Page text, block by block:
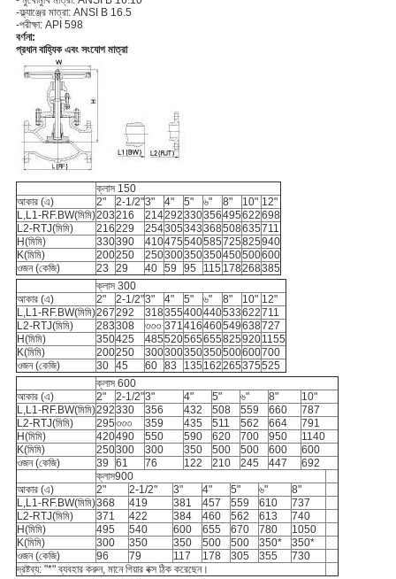
-ফ্ল্যাঞ্জের মাত্রা: ANSI B 16.5
-পরীক্ষা: API 598
বর্ণনা:
প্রধান বাহ্যিক এবং সংযোগ মাত্রা
ক্লাস 150
আকার (এ)
2" 2-1/2"3" 4" 5" ৬" 8" 10" 12"
L,L1-RF.BW(মিমি)203216 214292330356495622698
L2-RTJ(মিমি)
216229 254305343368508635711
H(মিমি)
330390 410475540585725825940
K(মিমি)
200250 250300350350450500600
ওজন (কেজি)
23 29 40 59 95 115 178268385
ক্লাস 300
আকার (এ)
2" 2-1/2"3" 4" 5" ৬" 8" 10" 12"
L,L1-RF.BW(মিমি)267292 318355400440533622711
L2-RTJ(মিমি)
283308 ৩৩৩ 371416460549638727
H(মিমি)
350425 4855205656558259201155
K(মিমি)
200250 300300350350500600700
ওজন (কেজি)
30 45 60 83 135 162265375525
ক্লাস 600
আকার (এ)
2" 2-1/2"3" 4" 5" ৬" 8"
10"
L,L1-RF.BW(মিমি)292330 356 432 508 559 660
787
L2-RTJ(মিমি)
295৩৩৩ 359 435 511 562 664
791
H(মিমি)
420490 550 590 620 700 950
1140
K(মিমি)
250300 300 350 500 500 600
600
ওজন (কেজি)
39 61 76 122 210 245 447
692
ক্লাস900
আকার (এ)
2" 2-1/2" 3" 4" 5" ৬"
8"
L,L1-RF.BW(মিমি)368 419 381 457 559 610
737
L2-RTJ(মিমি)
371 422 384 460 562 613
740
H(মিমি)
495 540 600 655 670 780
1050
K(মিমি)
300 350 350 500 500 350*
350*
ওজন (কেজি)
96 79 117 178 305 355
730
দ্রষ্টব্য: "*" ব্যবহার করুন, মানে গিয়ার বক্স ঠিক করেছেন।